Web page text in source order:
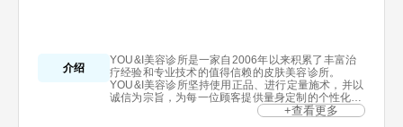
介绍
YOU&I美容诊所是一家自2006年以来积累了丰富治
疗经验和专业技术的值得信赖的皮肤美容诊所。
YOU&I美容诊所坚持使用正品、进行定量施术，并以
诚信为宗旨，为每一位顾客提供量身定制的个性化服
+查看更多